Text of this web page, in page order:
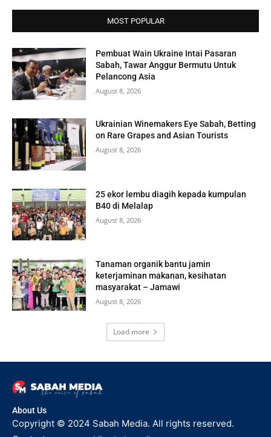
MOST POPULAR
Pembuat Wain Ukraine Intai Pasaran
Sabah, Tawar Anggur Bermutu Untuk
Pelancong Asia
August 8, 2026
Ukrainian Winemakers Eye Sabah, Betting
on Rare Grapes and Asian Tourists
August 8, 2026
25 ekor lembu diagih kepada kumpulan
B40 di Melalap
August 8, 2026
Tanaman organik bantu jamin
keterjaminan makanan, kesihatan
masyarakat – Jamawi
August 8, 2026
Load more
About Us
Copyright © 2024 Sabah Media. All rights reserved.